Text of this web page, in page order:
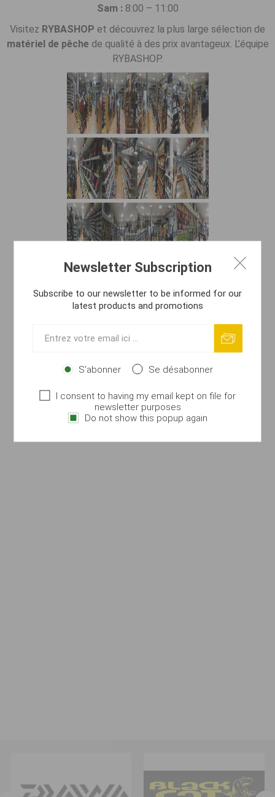
Sam : 8:00 – 11:00
Visitez RYBASHOP et découvrez la plus large sélection de
matériel de pêche de qualité à des prix avantageux. L’équipe
RYBASHOP.
Newsletter Subscription
Subscribe to our newsletter to be informed for our
latest products and promotions
S'abonner Se désabonner
I consent to having my email kept on file for
newsletter purposes
Do not show this popup again